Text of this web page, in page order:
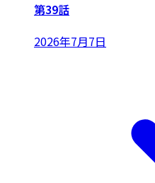
第39話
2026年7月7日